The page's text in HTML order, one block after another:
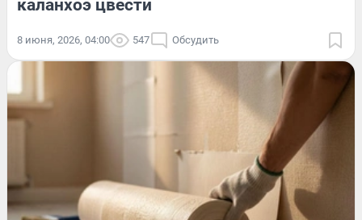
каланхоэ цвести
8 июня, 2026, 04:00 547 Обсудить